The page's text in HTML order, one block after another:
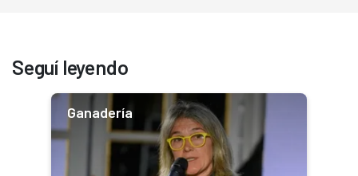
Seguí leyendo
Ganadería